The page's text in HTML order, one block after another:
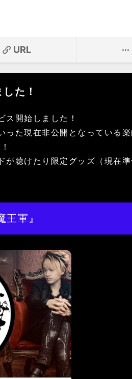
URL
た！
開始しました！
た現在非公開となっている
聴けたり限定グッズ（現在
軍』